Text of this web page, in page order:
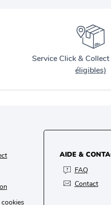
Service Click & Collect
éligibles)
AIDE &
FAQ
Contact